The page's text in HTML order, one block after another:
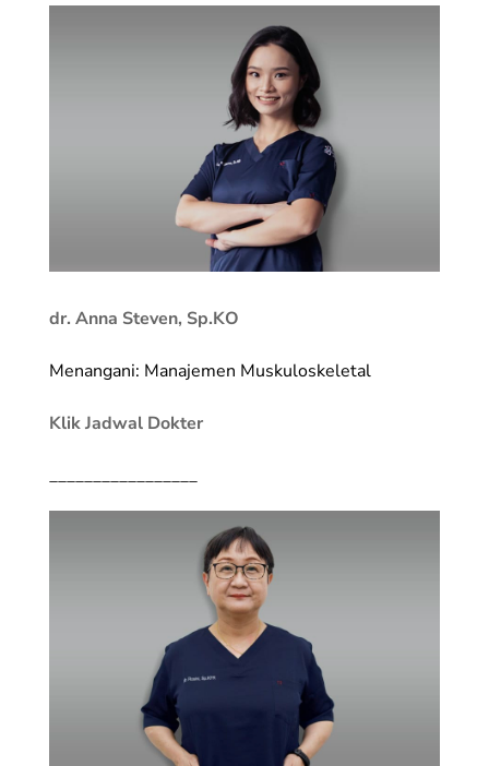
dr. Anna Steven, Sp.KO
Menangani: Manajemen Muskuloskeletal
Klik Jadwal Dokter
_________________